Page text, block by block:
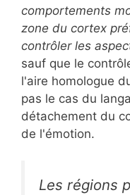
comportements
zone du cortex
contrôler les
sauf que le
l'aire homologue
pas le cas du
détachement du
de l'émotion.
Les régions